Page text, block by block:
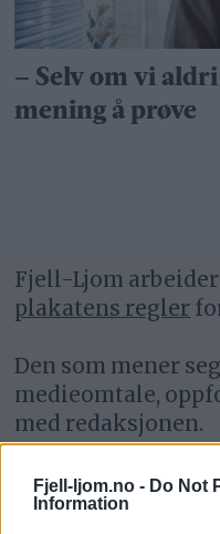
Fjell-ljom.no - Do Not
Information
– Selv om vi
mening å prøve
Fjell-Ljom
plakatens regler
Den som mener
medieomtale,
med redaksjonen.
Pressens Faglige
klageorgan som